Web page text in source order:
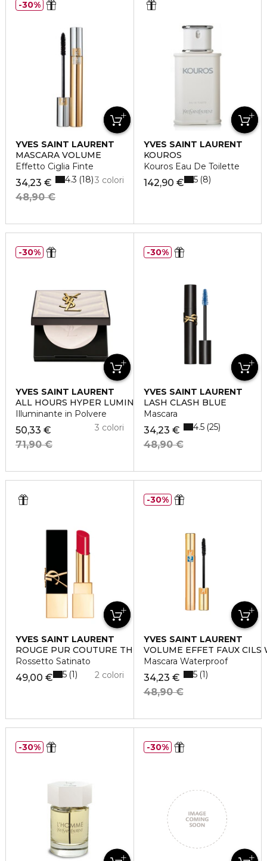
YVES SAINT LAURENT
MASCARA VOLUME
Effetto Ciglia Finte
34,23 €
48,90 €
3 colori
4.3 18
30%
YVES SAINT LAURENT
KOUROS
Kouros Eau De Toilette
142,90 € 5 8
YVES SAINT LAURENT
ALL HOURS HYPER LUMINIZE
Illuminante in Polvere
50,33 €
71,90 €
3 colori
30%
YVES SAINT LAURENT
LASH CLASH BLUE
Mascara
34,23 €
48,90 €
4.5 25
30%
YVES SAINT LAURENT
ROUGE PUR COUTURE THE BOLD
Rossetto Satinato
49,00 € 2 colori
5 1
YVES SAINT LAURENT
VOLUME EFFET FAUX CILS
Mascara Waterproof
34,23 €
48,90 €
5 1
30%
30% 30%